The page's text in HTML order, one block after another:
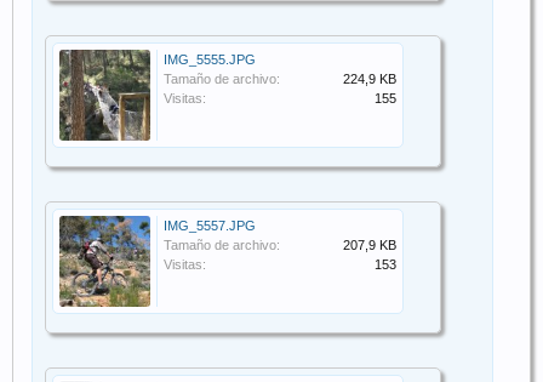
IMG_5555.JPG
Tamaño de archivo:
224,9 KB
Visitas:
155
IMG_5557.JPG
Tamaño de archivo:
207,9 KB
Visitas:
153